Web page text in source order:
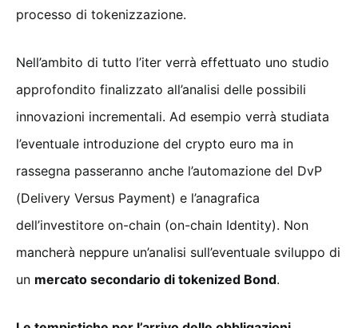
processo di tokenizzazione.
Nell’ambito di tutto l’iter verrà effettuato uno studio
approfondito finalizzato all’analisi delle possibili
innovazioni incrementali. Ad esempio verrà studiata
l’eventuale introduzione del crypto euro ma in
rassegna passeranno anche l’automazione del DvP
(Delivery Versus Payment) e l’anagrafica
dell’investitore on-chain (on-chain Identity). Non
mancherà neppure un’analisi sull’eventuale sviluppo di
un mercato secondario di tokenized Bond.